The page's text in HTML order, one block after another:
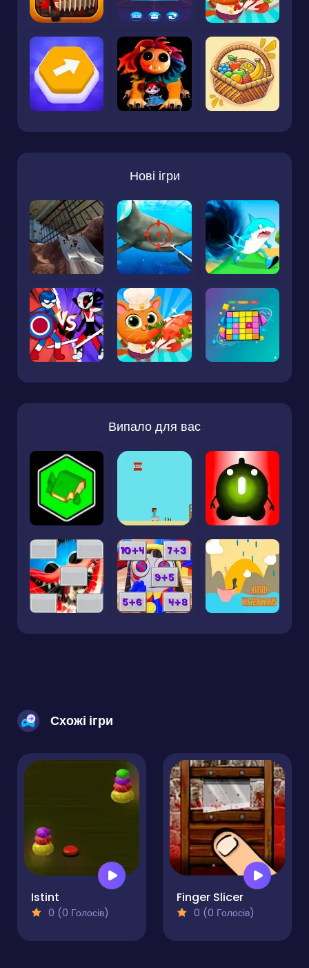
Нові ігри
Випало для вас
Схожі ігри
Istint
0 (0 Голосів)
Finger Slicer
0 (0 Голосів)